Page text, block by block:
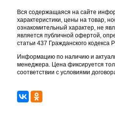
Вся содержащаяся на сайте
характеристики, цены на товар,
ознакомительный характер, не
является публичной офертой,
статьи 437 Гражданского кодекса
Информацию по наличию и
менеджера. Цена фиксируется
соответствии с условиями